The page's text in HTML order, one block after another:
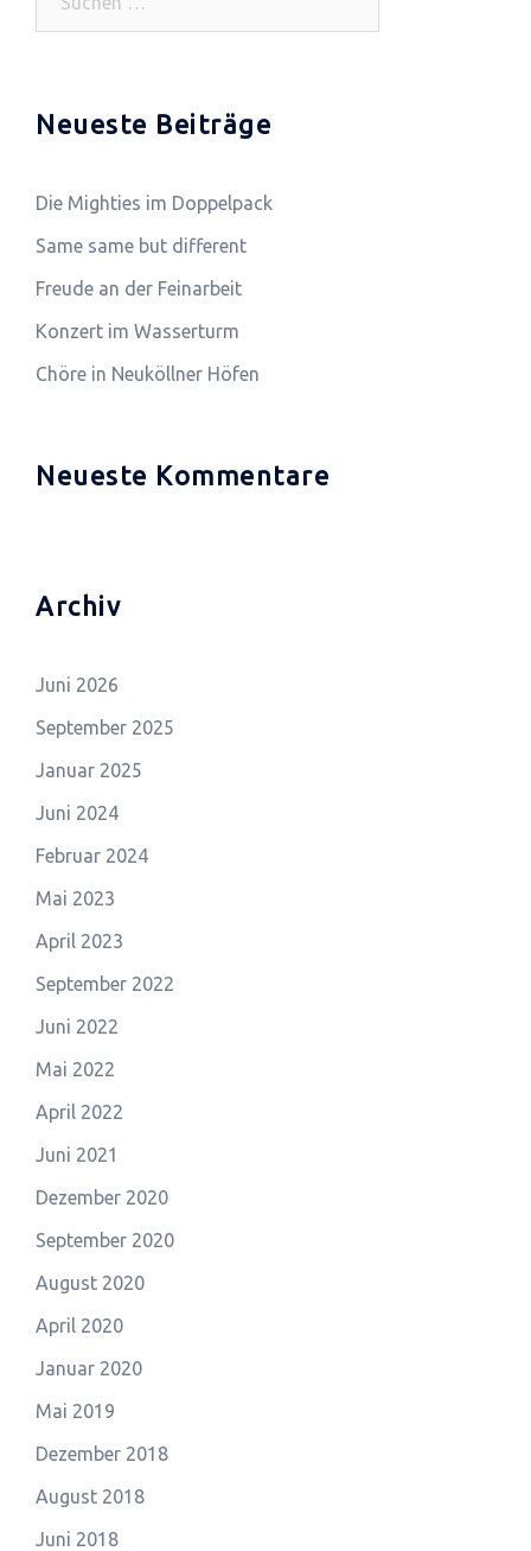
Neueste Beiträge
Die Mighties im Doppelpack
Same same but different
Freude an der Feinarbeit
Konzert im Wasserturm
Chöre in Neuköllner Höfen
Neueste Kommentare
Archiv
Juni 2026
September 2025
Januar 2025
Juni 2024
Februar 2024
Mai 2023
April 2023
September 2022
Juni 2022
Mai 2022
April 2022
Juni 2021
Dezember 2020
September 2020
August 2020
April 2020
Januar 2020
Mai 2019
Dezember 2018
August 2018
Juni 2018